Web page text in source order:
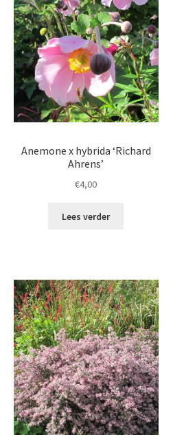
Anemone x hybrida ‘Richard
Ahrens’
€4,00
Lees verder